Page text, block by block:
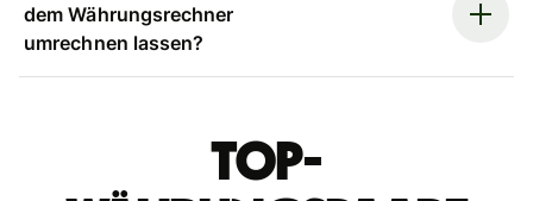
dem Währungsrechner
umrechnen lassen?
Top-